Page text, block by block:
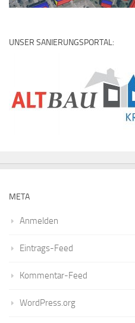
UNSER SANIERUNGSPORTAL:
META
Anmelden
Eintrags-Feed
Kommentar-Feed
WordPress.org